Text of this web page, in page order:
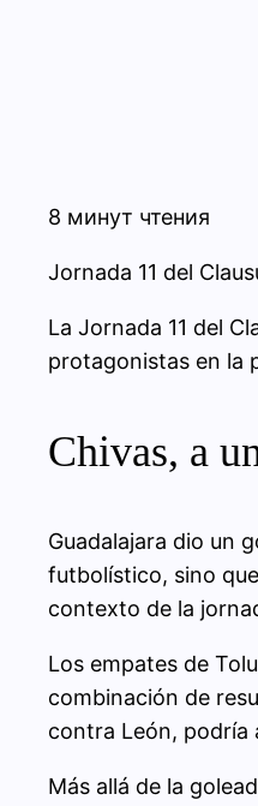
8 минут чтения
Jornada 11 del
La Jornada 11 del
protagonistas en la
Chivas, a
Guadalajara dio un
futbolístico, sino
contexto de la
Los empates de
combinación de
contra León, podría
Más allá de la